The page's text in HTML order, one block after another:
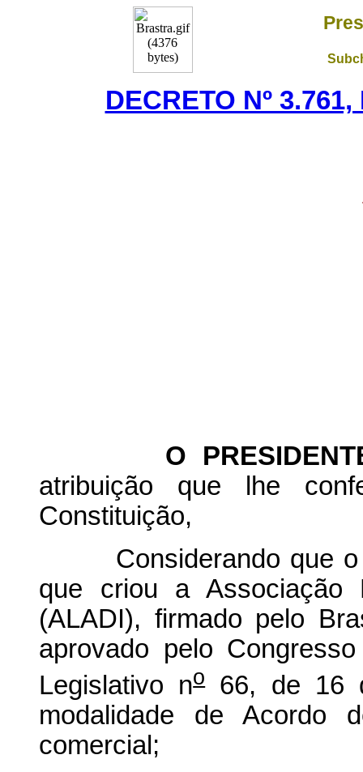
DECRETO Nº
O PRESIDENTE
atribuição que lhe
Constituição,
Considerando que o
que criou a Associação
(ALADI), firmado pelo
aprovado pelo
Legislativo no66, de 16
modalidade de Acordo
comercial;